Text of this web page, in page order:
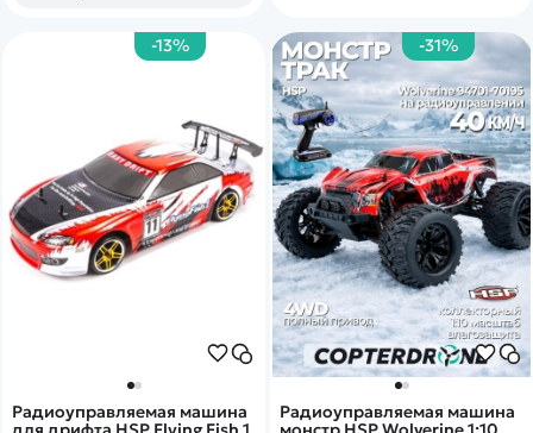
-13%
Радиоуправляемая машина
-31%
Радиоуправляемая машина